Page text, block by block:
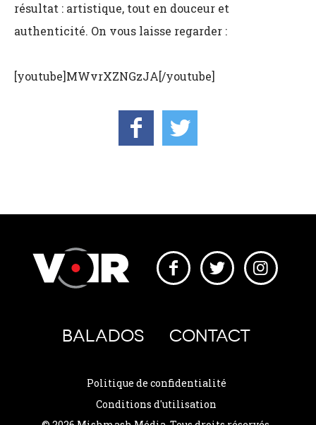
résultat : artistique, tout en douceur et
authenticité. On vous laisse regarder :
[youtube]MWvrXZNGzJA[/youtube]
BALADOS CONTACT
Politique de confidentialité
Conditions d'utilisation